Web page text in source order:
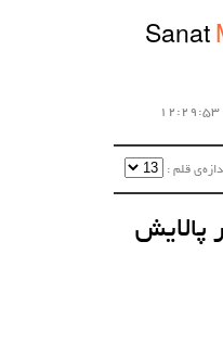
Sanat
قلم :‌
پالایش